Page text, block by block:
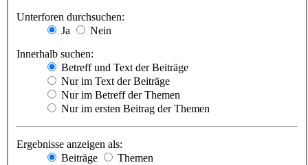
Unterforen durchsuchen:
Ja
Nein
Innerhalb suchen:
Betreff und Text der Beiträge
Nur im Text der Beiträge
Nur im Betreff der Themen
Nur im ersten Beitrag der Themen
Ergebnisse anzeigen als:
Beiträge
Themen